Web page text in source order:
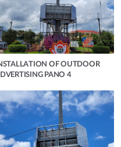
OF OUTDOOR
PANO 4